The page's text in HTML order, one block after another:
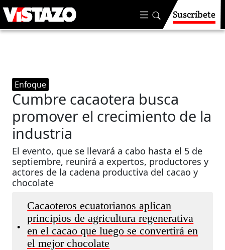
Suscríbete
Enfoque
Cumbre cacaotera busca
promover el crecimiento de la
industria
El evento, que se llevará a cabo hasta el 5 de
septiembre, reunirá a expertos, productores y
actores de la cadena productiva del cacao y
chocolate
•
Cacaoteros ecuatorianos aplican
principios de agricultura regenerativa
en el cacao que luego se convertirá en
el mejor chocolate